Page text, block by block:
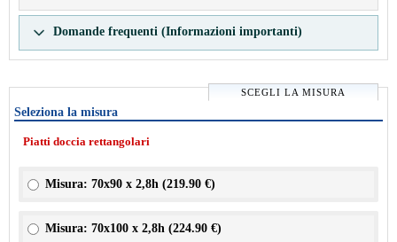
Domande frequenti (Informazioni importanti)
SCEGLI LA MISURA
Seleziona la misura
Piatti doccia rettangolari
Misura: 70x90 x 2,8h (219.90 €)
Misura: 70x100 x 2,8h (224.90 €)